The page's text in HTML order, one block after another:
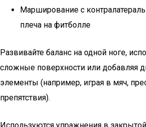
Марширование с
плеча на фитболле
Развивайте баланс на одной ноге,
сложные поверхности или добавляя
элементы (например, играя в мяч,
препятствия).